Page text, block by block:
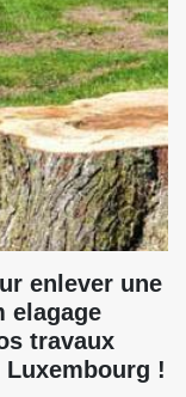
enlever une
elagage
travaux
Luxembourg !